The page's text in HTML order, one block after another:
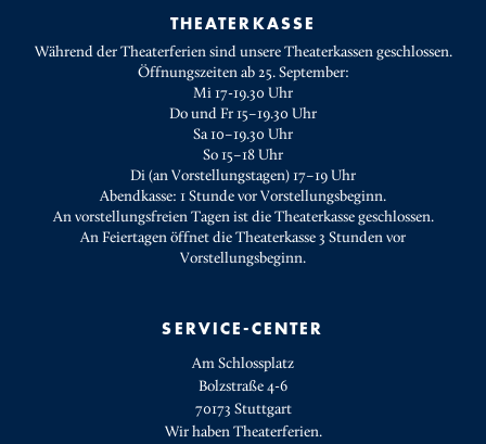
THEATERKASSE
Während der Theaterferien sind unsere Theaterkassen geschlossen.
Öffnungszeiten ab 25. September:
Mi 17-19.30 Uhr
Do und Fr 15–19.30 Uhr
Sa 10–19.30 Uhr
So 15–18 Uhr
Di (an Vorstellungstagen) 17–19 Uhr
Abendkasse: 1 Stunde vor Vorstellungsbeginn.
An vorstellungsfreien Tagen ist die Theaterkasse geschlossen.
An Feiertagen öffnet die Theaterkasse 3 Stunden vor
Vorstellungsbeginn.
SERVICE-CENTER
Am Schlossplatz
Bolzstraße 4-6
70173 Stuttgart
Wir haben Theaterferien.